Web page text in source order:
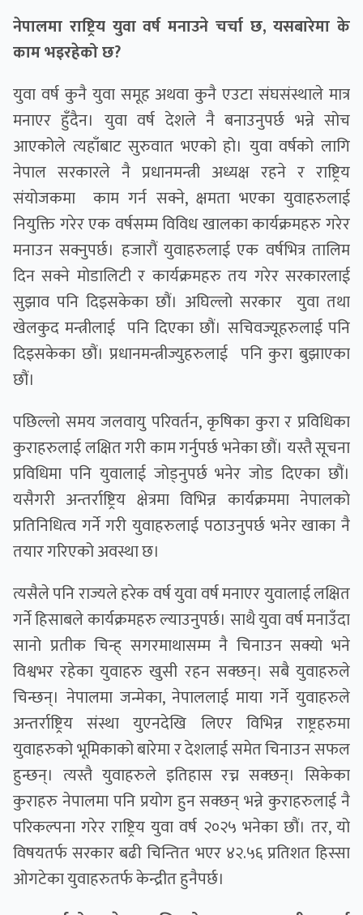
नेपालमा राष्ट्रिय युवा वर्ष मनाउने चर्चा छ, यसबारेमा के
काम भइरहेको छ?
युवा वर्ष कुनै युवा समूह अथवा कुनै एउटा संघसंस्थाले मात्र
मनाएर हुँदैन। युवा वर्ष देशले नै बनाउनुपर्छ भन्ने सोच
आएकोले त्यहाँबाट सुरुवात भएको हो। युवा वर्षको लागि
नेपाल सरकारले नै प्रधानमन्त्री अध्यक्ष रहने र राष्ट्रिय
संयोजकमा काम गर्न सक्ने, क्षमता भएका युवाहरुलाई
नियुक्ति गरेर एक वर्षसम्म विविध खालका कार्यक्रमहरु गरेर
मनाउन सक्नुपर्छ। हजारौं युवाहरुलाई एक वर्षभित्र तालिम
दिन सक्ने मोडालिटी र कार्यक्रमहरु तय गरेर सरकारलाई
सुझाव पनि दिइसकेका छौं। अघिल्लो सरकार युवा तथा
खेलकुद मन्त्रीलाई पनि दिएका छौं। सचिवज्यूहरुलाई पनि
दिइसकेका छौं। प्रधानमन्त्रीज्युहरुलाई पनि कुरा बुझाएका
छौं।
पछिल्लो समय जलवायु परिवर्तन, कृषिका कुरा र प्रविधिका
कुराहरुलाई लक्षित गरी काम गर्नुपर्छ भनेका छौं। यस्तै सूचना
प्रविधिमा पनि युवालाई जोड्नुपर्छ भनेर जोड दिएका छौं।
यसैगरी अन्तर्राष्ट्रिय क्षेत्रमा विभिन्न कार्यक्रममा नेपालको
प्रतिनिधित्व गर्ने गरी युवाहरुलाई पठाउनुपर्छ भनेर खाका नै
तयार गरिएको अवस्था छ।
त्यसैले पनि राज्यले हरेक वर्ष युवा वर्ष मनाएर युवालाई लक्षित
गर्ने हिसाबले कार्यक्रमहरु ल्याउनुपर्छ। साथै युवा वर्ष मनाउँदा
सानो प्रतीक चिन्ह् सगरमाथासम्म नै चिनाउन सक्यो भने
विश्वभर रहेका युवाहरु खुसी रहन सक्छन्। सबै युवाहरुले
चिन्छन्। नेपालमा जन्मेका, नेपाललाई माया गर्ने युवाहरुले
अन्तर्राष्ट्रिय संस्था युएनदेखि लिएर विभिन्न राष्ट्रहरुमा
युवाहरुको भूमिकाको बारेमा र देशलाई समेत चिनाउन सफल
हुन्छन्। त्यस्तै युवाहरुले इतिहास रच्न सक्छन्। सिकेका
कुराहरु नेपालमा पनि प्रयोग हुन सक्छन् भन्ने कुराहरुलाई नै
परिकल्पना गरेर राष्ट्रिय युवा वर्ष २०२५ भनेका छौं। तर, यो
विषयतर्फ सरकार बढी चिन्तित भएर ४२.५६ प्रतिशत हिस्सा
ओगटेका युवाहरुतर्फ केन्द्रीत हुनैपर्छ।